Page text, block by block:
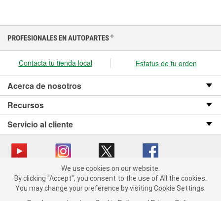
We use cookies on our website. By clicking "Accept", you consent
to the use of All the cookies.
You may change your preference by visiting Cookie Settings.
PROFESIONALES EN AUTOPARTES ®
Contacta tu tienda local Estatus de tu orden
Acerca de nosotros
Recursos
Servicio al cliente
Copyright © 2008-2026 O’Reilly Auto Parts v OST_3.2.0.0.729 (3) cv1361
catalog_main
We use cookies on our website.
By clicking "Accept", you consent to the use of All the cookies.
You may change your preference by visiting Cookie Settings.